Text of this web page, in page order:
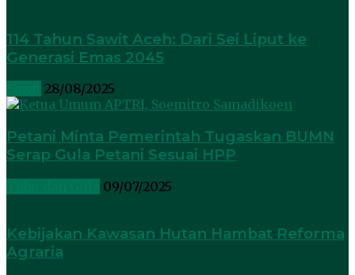
114 Tahun Sawit Aceh: Dari Sei Liput ke
Generasi Emas 2045
28/08/2025
Petani Minta Pemerintah Tugaskan BUMN
Serap Gula Petani Sesuai HPP
09/07/2025
Kebijakan Kawasan Hutan Hambat Reforma
Agraria